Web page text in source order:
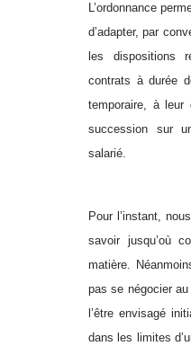
L’ordonnance
d’adapter, par
les dispositions
contrats à durée
temporaire, à leur
succession sur
salarié.
Pour l’instant,
savoir jusqu’où
matière.
pas se négocier
l’être envisagé
dans les limites